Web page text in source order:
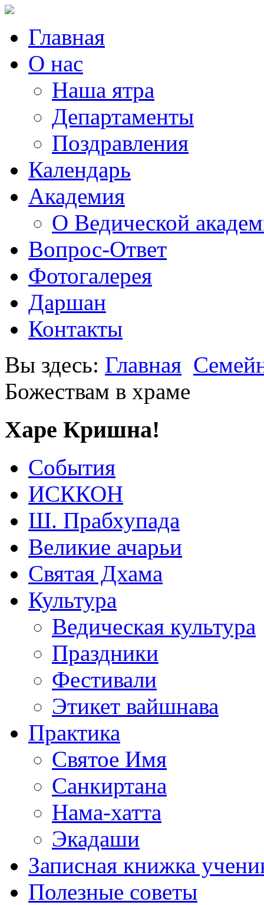
Главная
О нас
Наша ятра
Департаменты
Поздравления
Календарь
Академия
О Ведической
Вопрос-Ответ
Фотогалерея
Даршан
Контакты
Вы здесь: Главная
Божествам в храме
Харе Кришна!
События
ИСККОН
Ш. Прабхупада
Великие ачарьи
Святая Дхама
Культура
Ведическая культура
Праздники
Фестивали
Этикет вайшнава
Практика
Святое Имя
Санкиртана
Нама-хатта
Экадаши
Записная книжка
Полезные советы